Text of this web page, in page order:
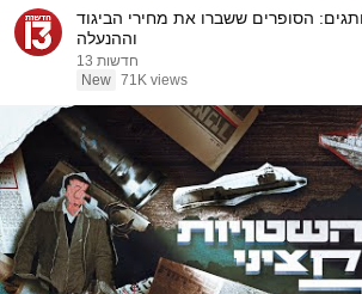
הסופרים ששברו את מחירי הביגוד
וההנעלה
חדשות 13
New 71K views